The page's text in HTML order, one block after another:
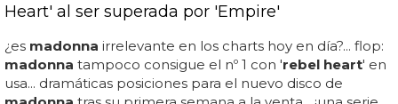
Heart' al ser superada por 'Empire'
¿es madonna irrelevante en los charts hoy en día?... flop:
madonna tampoco consigue el nº 1 con 'rebel heart' en
usa... dramáticas posiciones para el nuevo disco de